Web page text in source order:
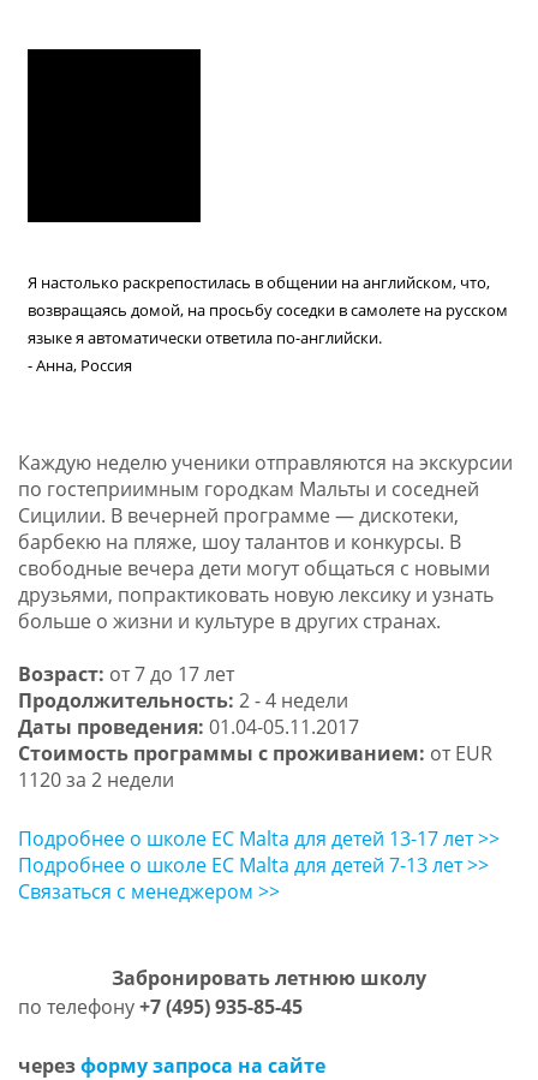
Я настолько раскрепостилась в общении на английском, что,
возвращаясь домой, на просьбу соседки в самолете на русском
языке я автоматически ответила по-английски.
- Анна, Россия
Каждую неделю ученики отправляются на экскурсии
по гостеприимным городкам Мальты и соседней
Сицилии. В вечерней программе — дискотеки,
барбекю на пляже, шоу талантов и конкурсы. В
свободные вечера дети могут общаться с новыми
друзьями, попрактиковать новую лексику и узнать
больше о жизни и культуре в других странах.
Возраст: от 7 до 17 лет
Продолжительность: 2 - 4 недели
Даты проведения: 01.04-05.11.2017
Стоимость программы с проживанием: от EUR
1120 за 2 недели
Подробнее о школе EC Malta для детей 13-17 лет >>
Подробнее о школе EC Malta для детей 7-13 лет >>
Связаться с менеджером >>
Забронировать летнюю школу
по телефону+7 (495) 935-85-45
черезформу запроса на сайте